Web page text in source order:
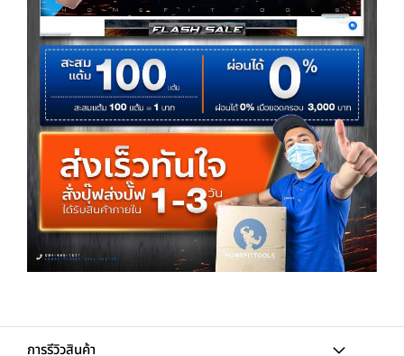
การรีวิวสินค้า